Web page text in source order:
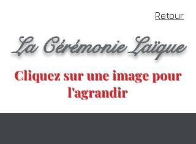
Retour
La Cérémonie Laïque
Cliquez sur une image pour
l'agrandir